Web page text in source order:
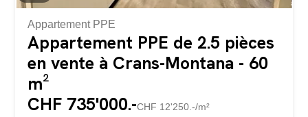
Appartement PPE
Appartement PPE de 2.5 pièces
en vente à Crans-Montana - 60
m²
CHF 735'000.-CHF 12'250.-/m²